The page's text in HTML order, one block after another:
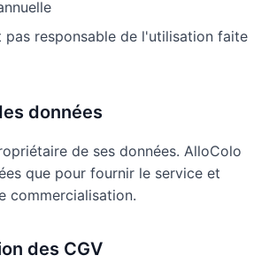
pas responsable de l'utilisation faite
données
de ses données. AlloColo
que pour fournir le service et
commercialisation.
des CGV